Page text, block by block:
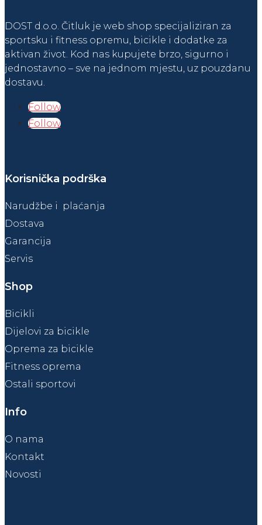
DOST d.o.o. Čitluk je web shop specijaliziran za
sportsku i fitness opremu, bicikle i dodatke za
aktivan život. Kod nas kupujete brzo, sigurno i
jednostavno – sve na jednom mjestu, uz pouzdanu
dostavu.
Follow
Follow
Korisnička podrška
Narudžbe i plaćanja
Dostava
Garancija
Servis
Shop
Bicikli
Dijelovi za bicikle
Oprema za bicikle
Fitness oprema
Ostali sportovi
Info
O nama
Kontakt
Novosti